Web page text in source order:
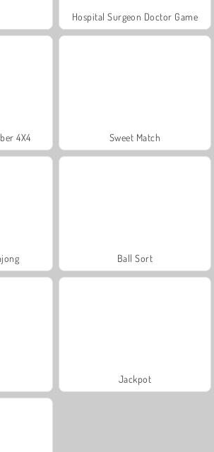
Hospital Surgeon Doctor Game
4X4 Sweet Match
Ball Sort
Jackpot